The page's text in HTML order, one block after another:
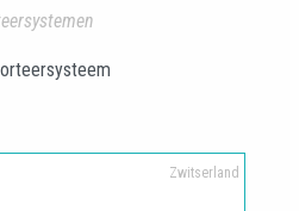
Zwitserland